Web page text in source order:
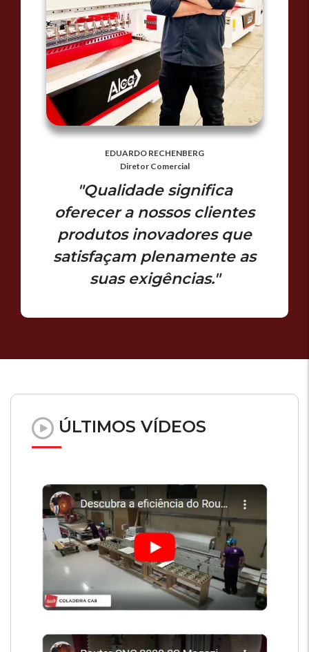
EDUARDO RECHENBERG
Diretor Comercial
"Qualidade significa
oferecer a nossos clientes
produtos inovadores que
satisfaçam plenamente as
suas exigências."
ÚLTIMOS VÍDEOS